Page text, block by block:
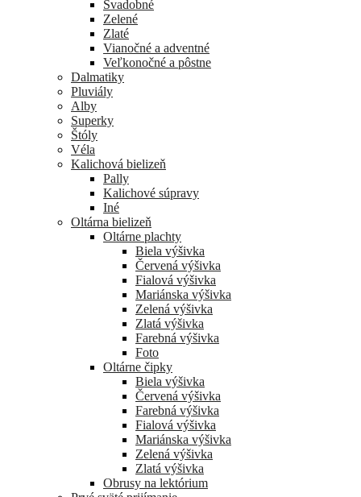
Svadobné
Zelené
Zlaté
Vianočné a adventné
Veľkonočné a pôstne
Dalmatiky
Pluviály
Alby
Superky
Štóly
Véla
Kalichová bielizeň
Pally
Kalichové súpravy
Iné
Oltárna bielizeň
Oltárne plachty
Biela výšivka
Červená výšivka
Fialová výšivka
Mariánska výšivka
Zelená výšivka
Zlatá výšivka
Farebná výšivka
Foto
Oltárne čipky
Biela výšivka
Červená výšivka
Farebná výšivka
Fialová výšivka
Mariánska výšivka
Zelená výšivka
Zlatá výšivka
Obrusy na lektórium